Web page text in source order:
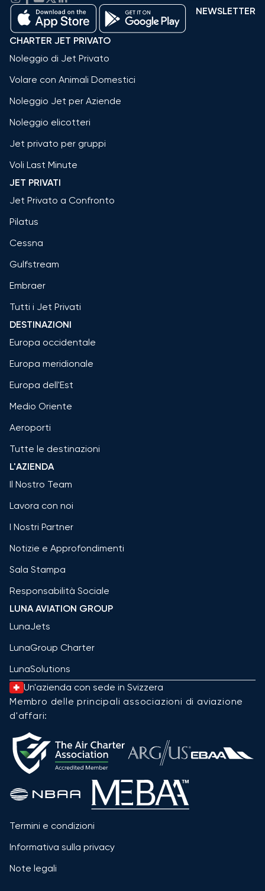
NEWSLETTER
CHARTER JET PRIVATO
Noleggio di Jet Privato
Volare con Animali Domestici
Noleggio Jet per Aziende
Noleggio elicotteri
Jet privato per gruppi
Voli Last Minute
JET PRIVATI
Jet Privato a Confronto
Pilatus
Cessna
Gulfstream
Embraer
Tutti i Jet Privati
DESTINAZIONI
Europa occidentale
Europa meridionale
Europa dell'Est
Medio Oriente
Aeroporti
Tutte le destinazioni
L'AZIENDA
Il Nostro Team
Lavora con noi
I Nostri Partner
Notizie e Approfondimenti
Sala Stampa
Responsabilità Sociale
LUNA AVIATION GROUP
LunaJets
LunaGroup Charter
LunaSolutions
Un'azienda con sede in Svizzera
Membro delle principali associazioni di aviazione
d'affari:
Termini e condizioni
Informativa sulla privacy
Note legali